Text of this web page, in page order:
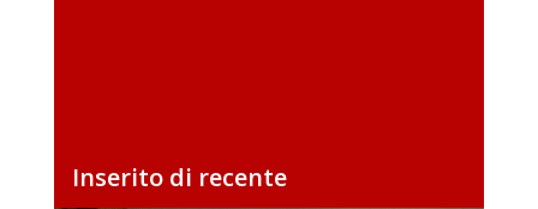
Inserito di recente